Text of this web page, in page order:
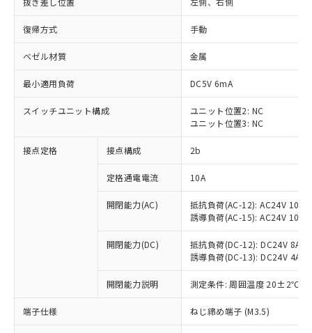
復帰方式 手動
ベゼル材質 金属
最小適用負荷 DC5V 6mA
スイッチユニット構成
ユニット位置2: NC
ユニット位置3: NC
接点定格 接点構成 2b
定格通電電流 10A
開閉能力(AC)
抵抗負荷(AC-12): AC24V 10A/
誘導負荷(AC-15): AC24V
開閉能力(DC)
抵抗負荷(DC-12): DC24V 8A/
誘導負荷(DC-13): DC24V 4A/
開閉能力説明 測定条件: 周囲温度 20±2℃、
端子仕様 ねじ締め端子 (M3.5)
ご利用条件
以下の条件をお読みいただき、同意のうえ
対応済み：EU RoHS指令（10物質）の
非含有に対応した製品が提供可能な商品で
対応予定：EU RoHS指令（10物質）の非含
有に対応した製品に切り替える予定のある
対応予定なし：EU RoHS指令（10物質）の
非含有に非対応の商品で、対応品を出す予